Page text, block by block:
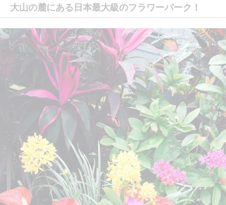
大山の麓にある日本最大級のフラワーパーク！